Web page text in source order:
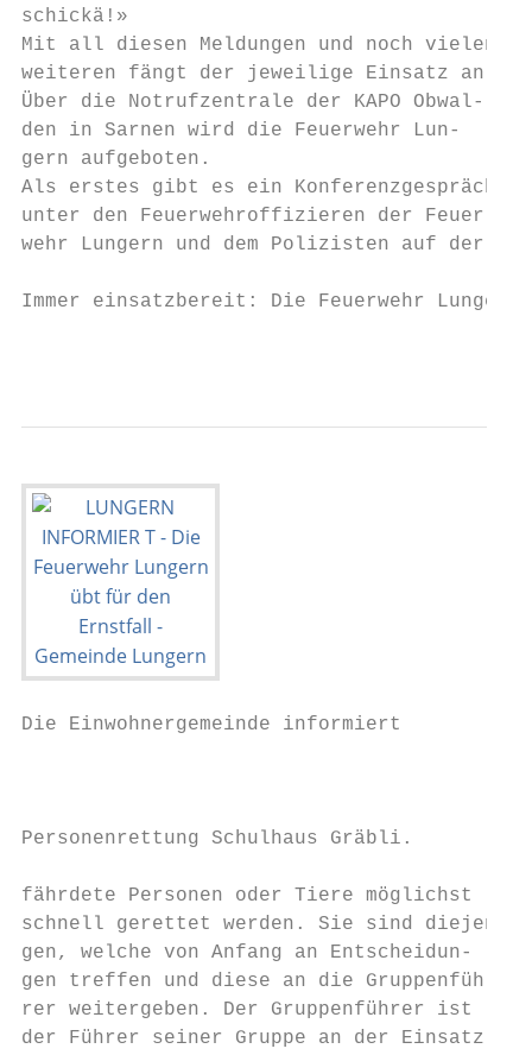
schickä!»                                     ert,
Mit all diesen Meldungen und noch vielen
weiteren fängt der jeweilige Einsatz an.
Über die Notrufzentrale der KAPO Obwal-
den in Sarnen wird die Feuerwehr Lun-
gern aufgeboten.
Als erstes gibt es ein Konferenzgespräch
unter den Feuerwehroffizieren der Feuer-
wehr Lungern und dem Polizisten auf
Immer einsatzbereit: Die Feuerwehr Lungern.
Die Einwohnergemeinde informiert
Personenrettung Schulhaus Gräbli.
fährdete Personen oder Tiere möglichst
schnell gerettet werden. Sie sind diejeni-
gen, welche von Anfang an Entscheidun-
gen treffen und diese an die
rer weitergeben. Der Gruppenführer ist
der Führer seiner Gruppe an der Einsatz-